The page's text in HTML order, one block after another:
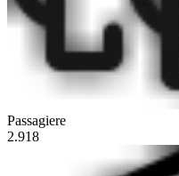
Passagiere
2.918